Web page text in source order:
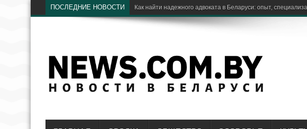
ПОСЛЕДНИЕ НОВОСТИ Эле